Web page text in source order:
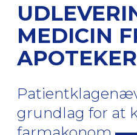
MEDICIN
APOTEKER
grundlag for at